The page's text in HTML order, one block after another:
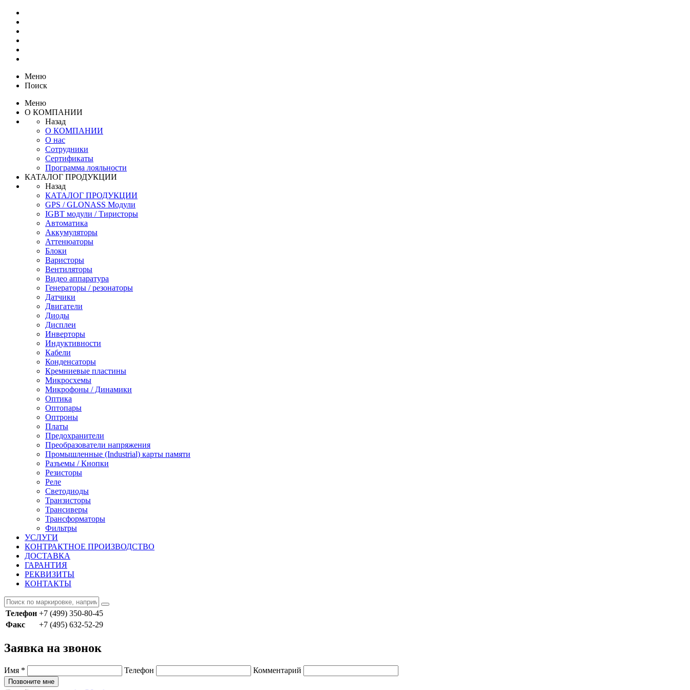
Меню
Поиск
Меню
О КОМПАНИИ
Назад
О КОМПАНИИ
О нас
Сотрудники
Сертификаты
Программа лояльности
КАТАЛОГ ПРОДУКЦИИ
Назад
КАТАЛОГ ПРОДУКЦИИ
GPS / GLONASS Модули
IGBT модули / Тиристоры
Автоматика
Аккумуляторы
Аттенюаторы
Блоки
Варисторы
Вентиляторы
Видео аппаратура
Генераторы / резонаторы
Датчики
Двигатели
Диоды
Дисплеи
Инверторы
Индуктивности
Кабели
Конденсаторы
Кремниевые пластины
Микросхемы
Микрофоны / Динамики
Оптика
Оптопары
Оптроны
Платы
Предохранители
Преобразователи напряжения
Промышленные (Industrial) карты памяти
Разъемы / Кнопки
Резисторы
Реле
Светодиоды
Транзисторы
Трансиверы
Трансформаторы
Фильтры
УСЛУГИ
КОНТРАКТНОЕ ПРОИЗВОДСТВО
ДОСТАВКА
ГАРАНТИЯ
РЕКВИЗИТЫ
КОНТАКТЫ
Телефон +7 (499) 350-80-45
Факс
+7 (495) 632-52-29
Заявка на звонок
Имя * Телефон Комментарий
Позвоните мне